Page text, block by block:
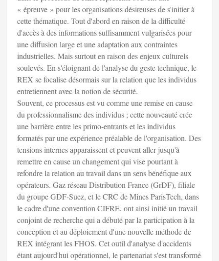
« épreuve » pour les organisations désireuses de s'initier à
cette thématique. Tout d'abord en raison de la difficulté
d'accès à des informations suffisamment vulgarisées pour
une diffusion large et une adaptation aux contraintes
industrielles. Mais surtout en raison des enjeux culturels
soulevés. En s'éloignant de l'analyse du geste technique, le
REX se focalise désormais sur la relation que les individus
entretiennent avec la notion de sécurité.
Souvent, ce processus est vu comme une remise en cause
du professionnalisme des individus ; cette nouveauté crée
une barrière entre les primo-entrants et les individus
formatés par une expérience préalable de l'organisation. Des
tensions internes apparaissent et peuvent aller jusqu'à
remettre en cause un changement qui vise pourtant à
refondre la relation au travail dans un sens bénéfique aux
opérateurs. Gaz réseau Distribution France (GrDF), filiale
du groupe GDF-Suez, et le CRC de Mines ParisTech, dans
le cadre d'une convention CIFRE, ont ainsi initié un travail
conjoint de recherche qui a débuté par la participation à la
conception et au déploiement d'une nouvelle méthode de
REX intégrant les FHOS. Cet outil d'analyse d'accidents
étant aujourd'hui opérationnel, le partenariat s'est transformé